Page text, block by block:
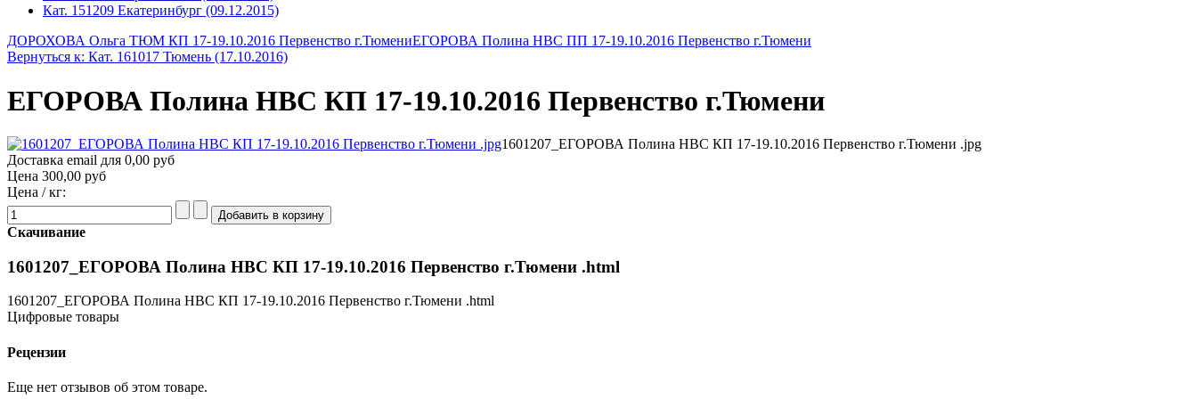
Кат. 151209 Екатеринбург (09.12.2015)
ДОРОХОВА Ольга ТЮМ КП 17-19.10.2016 Первенство г.ТюмениЕГОРОВА Полина НВС ПП 17-19.10.2016 Первенство г.Тюмени
Вернуться к: Кат. 161017 Тюмень (17.10.2016)
ЕГОРОВА Полина НВС КП 17-19.10.2016 Первенство г.Тюмени
1601207_ЕГОРОВА Полина НВС КП 17-19.10.2016 Первенство г.Тюмени .jpg
Доставка email для 0,00 руб
Цена 300,00 руб
Цена / кг:
Скачивание
1601207_ЕГОРОВА Полина НВС КП 17-19.10.2016 Первенство г.Тюмени .html
1601207_ЕГОРОВА Полина НВС КП 17-19.10.2016 Первенство г.Тюмени .html
Цифровые товары
Рецензии
Еще нет отзывов об этом товаре.